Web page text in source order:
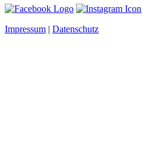
Impressum | Datenschutz